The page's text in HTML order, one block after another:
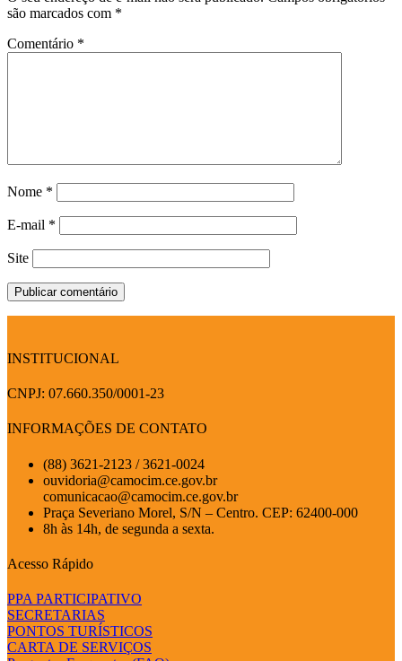
são marcados com *
Comentário *
Nome *
E-mail *
Site
INSTITUCIONAL
CNPJ: 07.660.350/0001-23
INFORMAÇÕES DE CONTATO
(88) 3621-2123 / 3621-0024
ouvidoria@camocim.ce.gov.br
comunicacao@camocim.ce.gov.br
Praça Severiano Morel, S/N – Centro. CEP: 62400-000
8h às 14h, de segunda a sexta.
Acesso Rápido
PPA PARTICIPATIVO
SECRETARIAS
PONTOS TURÍSTICOS
CARTA DE SERVIÇOS